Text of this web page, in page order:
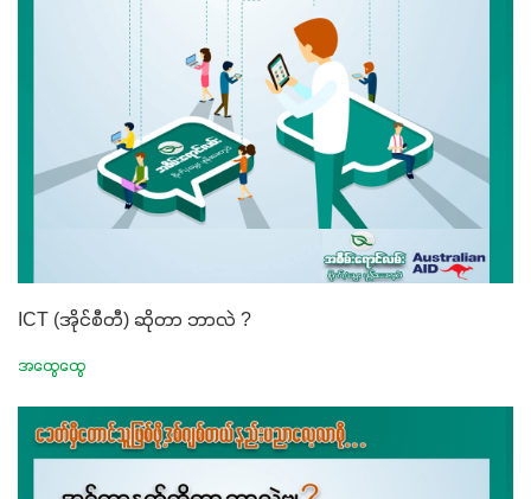
ICT (အိုင်စီတီ) ဆိုတာ ဘာလဲ ?
အထွေထွေ